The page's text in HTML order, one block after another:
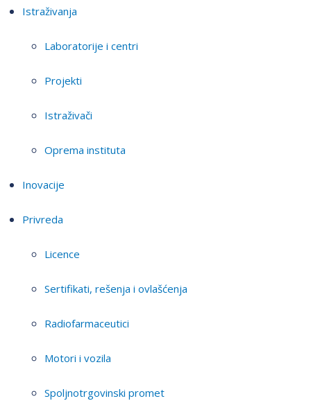
Istraživanja
Laboratorije i centri
Projekti
Istraživači
Oprema instituta
Inovacije
Privreda
Licence
Sertifikati, rešenja i ovlašćenja
Radiofarmaceutici
Motori i vozila
Spoljnotrgovinski promet